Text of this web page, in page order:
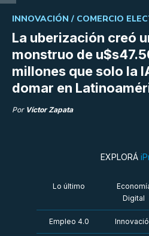
La uberización creó
monstruo de
millones que solo la
domar en
INNOVACIÓN / COMERCIO
Por Víctor Zapata
EXPLORÁ
Lo último
Digital
Empleo 4.0